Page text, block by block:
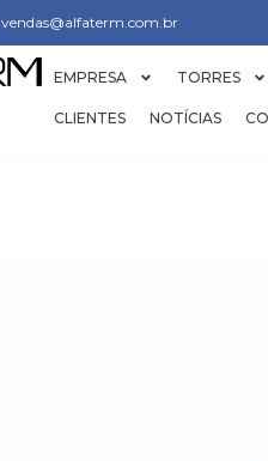
vendas@alfaterm.com.br
EMPRESA TORRES
CLIENTES NOTÍCIAS